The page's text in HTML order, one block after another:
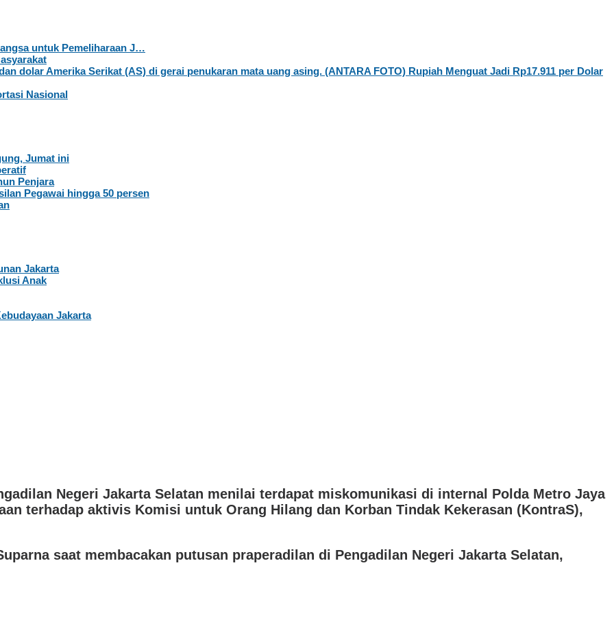
untuk Pemeliharaan J…
Rupiah Menguat Jadi Rp17.911 per Dolar
Nasional
Jumat ini
Penjara
Pegawai hingga 50 persen
Jakarta
Anak
Jakarta
Negeri Jakarta Selatan menilai terdapat miskomunikasi di internal Polda Metro Jaya
terhadap aktivis Komisi untuk Orang Hilang dan Korban Tindak Kekerasan (KontraS),
saat membacakan putusan praperadilan di Pengadilan Negeri Jakarta Selatan,